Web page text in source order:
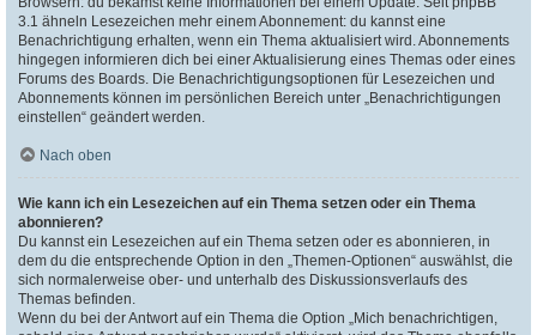
3.1 ähneln Lesezeichen mehr einem Abonnement: du kannst eine
Benachrichtigung erhalten, wenn ein Thema aktualisiert wird. Abonnements
hingegen informieren dich bei einer Aktualisierung eines Themas oder eines
Forums des Boards. Die Benachrichtigungsoptionen für Lesezeichen und
Abonnements können im persönlichen Bereich unter „Benachrichtigungen
einstellen“ geändert werden.
Nach oben
Wie kann ich ein Lesezeichen auf ein Thema setzen oder ein Thema
abonnieren?
Du kannst ein Lesezeichen auf ein Thema setzen oder es abonnieren, in
dem du die entsprechende Option in den „Themen-Optionen“ auswählst, die
sich normalerweise ober- und unterhalb des Diskussionsverlaufs des
Themas befinden.
Wenn du bei der Antwort auf ein Thema die Option „Mich benachrichtigen,